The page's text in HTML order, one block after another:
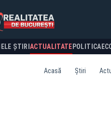
ȘTIRI ACTUALITATE POLITICA
Acasă Știri